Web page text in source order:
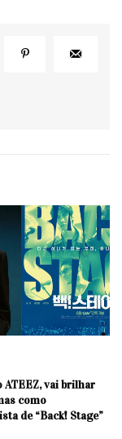
ATEEZ, vai brilhar
como
de “Back! Stage”